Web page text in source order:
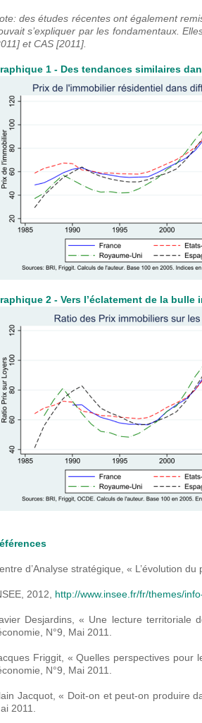
des études récentes ont également
s’expliquer par les fondamentaux.
et CAS [2011].
1 - Des tendances similaires
2 - Vers l’éclatement de la bulle
d’Analyse stratégique, « L’évolution
2012, http://www.insee.fr/fr/themes/
Desjardins, « Une lecture territoriale
N°9, Mai 2011.
Friggit, « Quelles perspectives pour
N°9, Mai 2011.
Jacquot, « Doit-on et peut-on produire
2011.